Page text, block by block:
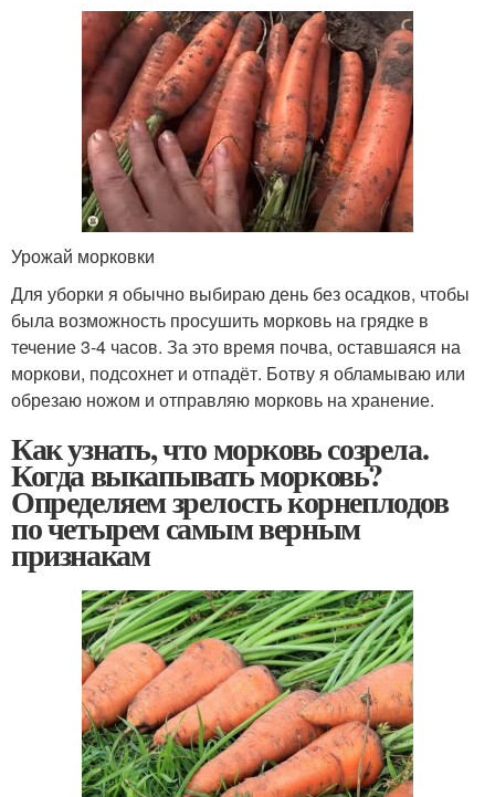
Урожай морковки
Для уборки я обычно выбираю день без осадков, чтобы
была возможность просушить морковь на грядке в
течение 3-4 часов. За это время почва, оставшаяся на
моркови, подсохнет и отпадёт. Ботву я обламываю или
обрезаю ножом и отправляю морковь на хранение.
Как узнать, что морковь созрела.
Когда выкапывать морковь?
Определяем зрелость корнеплодов
по четырем самым верным
признакам